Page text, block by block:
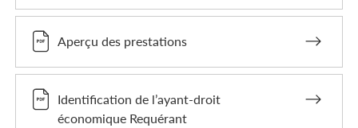
Aperçu des prestations
Identification de l’ayant-droit
économique Requérant